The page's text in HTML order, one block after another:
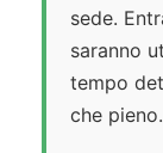
sede.
saranno
tempo
che pieno.